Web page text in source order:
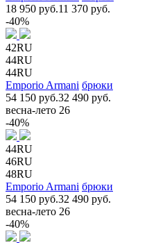
18 950 руб.11 370 руб.
-40%
42RU
44RU
44RU
Emporio Armani брюки
54 150 руб.32 490 руб.
весна-лето 26
-40%
44RU
46RU
48RU
Emporio Armani брюки
54 150 руб.32 490 руб.
весна-лето 26
-40%